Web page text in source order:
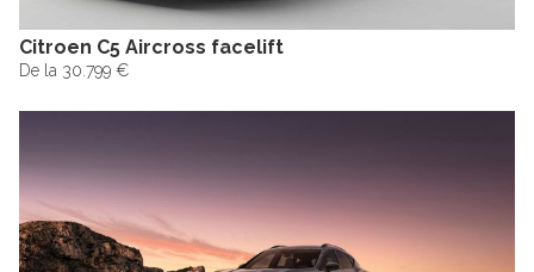
Citroen C5 Aircross facelift
De la 30.799 €